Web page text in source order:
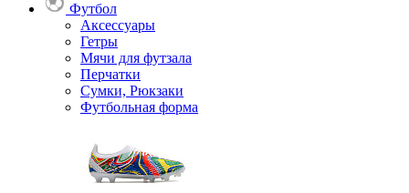
Футбол
Аксессуары
Гетры
Мячи для футзала
Перчатки
Сумки, Рюкзаки
Футбольная форма